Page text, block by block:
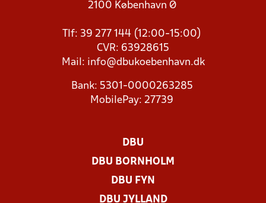
2100 København Ø
Tlf: 39 277 144 (12:00-15:00)
CVR: 63928615
Mail: info@dbukoebenhavn.dk
Bank: 5301-0000263285
MobilePay: 27739
DBU
DBU BORNHOLM
DBU FYN
DBU JYLLAND